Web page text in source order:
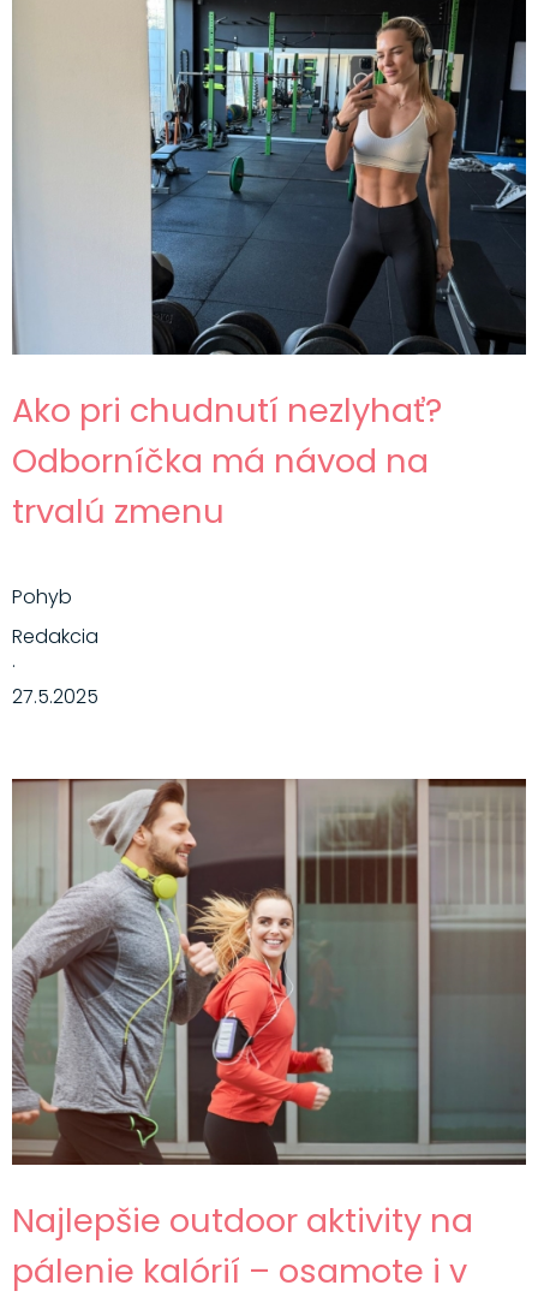
Ako pri chudnutí nezlyhať?
Odborníčka má návod na
trvalú zmenu
Pohyb
Redakcia
·
27.5.2025
Najlepšie outdoor aktivity na
pálenie kalórií – osamote i v